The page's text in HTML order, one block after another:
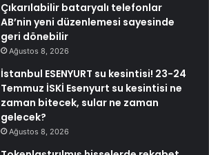
Çıkarılabilir bataryalı telefonlar
AB’nin yeni düzenlemesi sayesinde
geri dönebilir
Ağustos 8, 2026
İstanbul ESENYURT su kesintisi! 23-24
Temmuz İSKİ Esenyurt su kesintisi ne
zaman bitecek, sular ne zaman
gelecek?
Ağustos 8, 2026